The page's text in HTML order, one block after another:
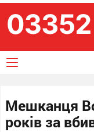
Мешканця
років за